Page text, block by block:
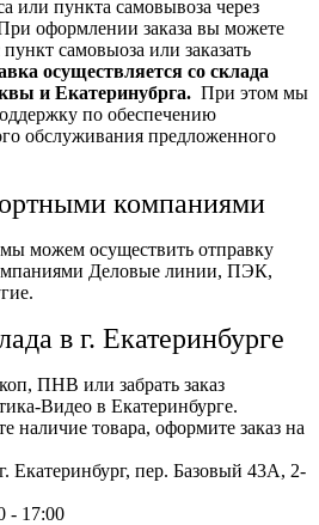
или пункта самовывоза через
оформлении заказа вы можете
самовыоза или заказать
осуществляется со склада
и Екатеринубрга. При этом мы
по обеспечению
обслуживания предложенного
компаниями
можем осуществить отправку
Деловые линии, ПЭК,
в г. Екатеринбурге
ПНВ или забрать заказ
Видео в Екатеринбурге.
наличие товара, оформите заказ на
Екатеринбург, пер. Базовый 43А, 2-
- 17:00